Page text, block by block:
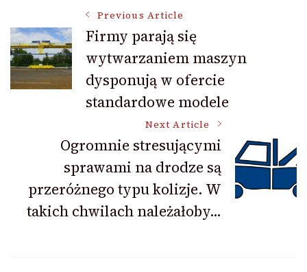
Post
Navigation
Previous Article
Firmy parają się
wytwarzaniem maszyn
dysponują w ofercie
standardowe modele
Next Article
Ogromnie stresującymi
sprawami na drodze są
przeróżnego typu kolizje. W
takich chwilach należałoby…